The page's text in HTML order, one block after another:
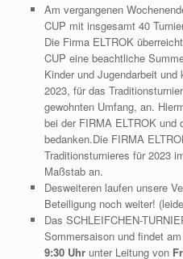
Am vergangenen
CUP mit insgesamt 40
Die Firma ELTROK
CUP eine beachtliche
Kinder und Jugendarbeit
2023, für das
gewohnten Umfang, an.
bei der FIRMA ELTROK und
bedanken.Die FIRMA
Traditionsturnieres für 2023
Maßstab an.
Desweiteren laufen unsere
Beteiligung noch weiter!
Das SCHLEIFCHEN-
Sommersaison und findet
9:30 Uhrunter Leitung von